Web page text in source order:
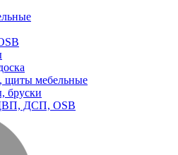
щиты мебельные
бруски
ДСП, OSB